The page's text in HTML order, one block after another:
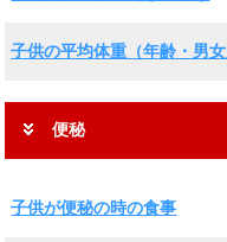
子供の平均体重（年齢・男女
便秘
子供が便秘の時の食事